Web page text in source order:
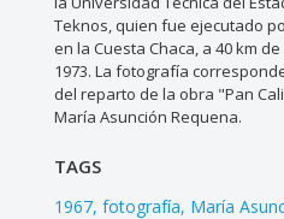
Teknos, quien fue ejecutado
en la Cuesta Chaca, a 40 km
1973. La fotografía
del reparto de la obra "Pan
María Asunción Requena.
TAGS
1967 fotografía María